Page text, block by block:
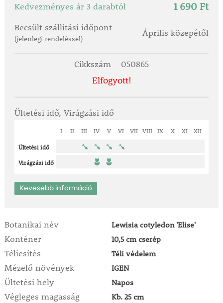
Kedvezményes ár 3 darabtól 1 690 Ft
Becsült szállítási időpont
(jelenlegi rendeléssel)
Április közepétől
Cikkszám 050865
Elfogyott!
Ültetési idő, Virágzási idő
I II III IV V VI VII VIII IX X XI XII
Ültetési idő
Virágzási idő
Kevesebb információ
Botanikai név Lewisia cotyledon 'Elise'
Konténer 10,5 cm cserép
Téliesítés Téli védelem
Mézelő növények IGEN
Ültetési hely Napos
Végleges magasság Kb. 25 cm